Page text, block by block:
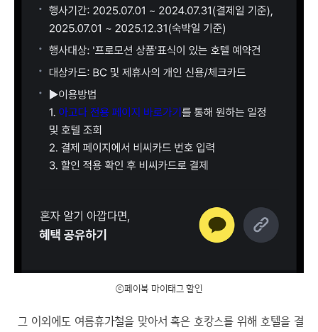
ⓒ페이북 마이태그 할인
그 이외에도 여름휴가철을 맞아서 혹은 호캉스를 위해 호텔을 결